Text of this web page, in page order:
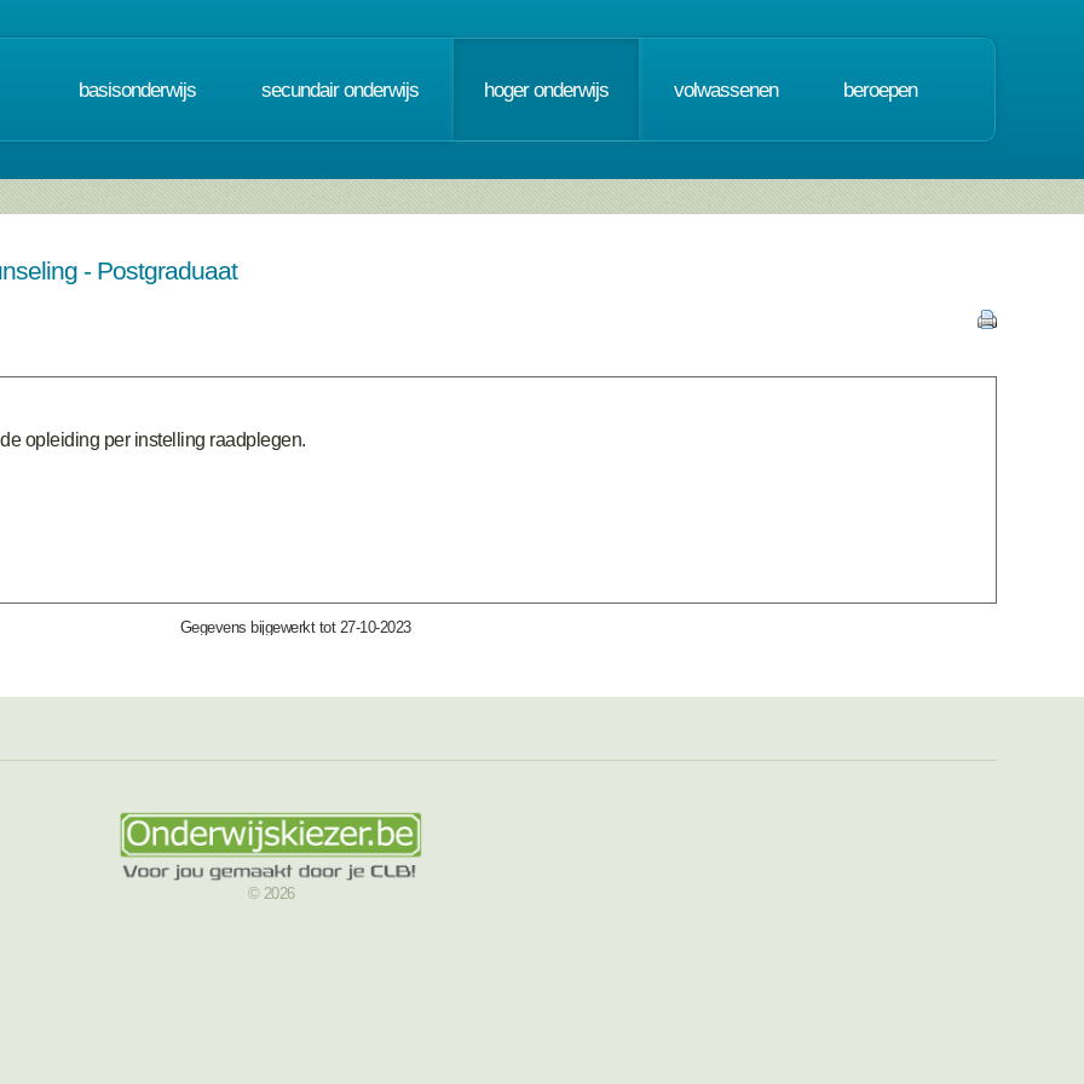
basisonderwijs secundair onderwijs hoger onderwijs volwassenen beroepen
- Postgraduaat
opleiding per instelling raadplegen.
Gegevens bijgewerkt tot 27-10-2023
© 2026